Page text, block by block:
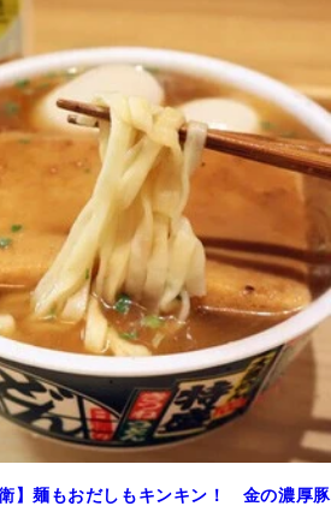
衛】麺もおだしもキンキン！ 金の濃厚豚